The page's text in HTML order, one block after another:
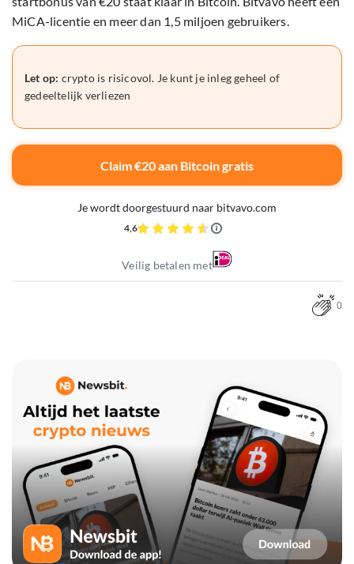
MiCA-licentie en meer dan 1,5 miljoen gebruikers.
Let op: crypto is risicovol. Je kunt je inleg geheel of
gedeeltelijk verliezen
Claim €20 aan Bitcoin gratis
Je wordt doorgestuurd naar bitvavo.com
4,6
Veilig betalen met
0